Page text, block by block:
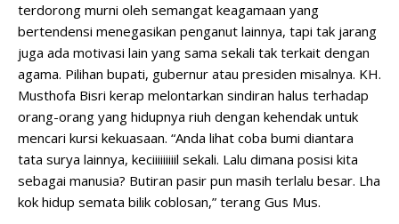
terdorong murni oleh semangat keagamaan yang
bertendensi menegasikan penganut lainnya, tapi tak jarang
juga ada motivasi lain yang sama sekali tak terkait dengan
agama. Pilihan bupati, gubernur atau presiden misalnya. KH.
Musthofa Bisri kerap melontarkan sindiran halus terhadap
orang-orang yang hidupnya riuh dengan kehendak untuk
mencari kursi kekuasaan. “Anda lihat coba bumi diantara
tata surya lainnya, keciiiiiiiiil sekali. Lalu dimana posisi kita
sebagai manusia? Butiran pasir pun masih terlalu besar. Lha
kok hidup semata bilik coblosan,” terang Gus Mus.